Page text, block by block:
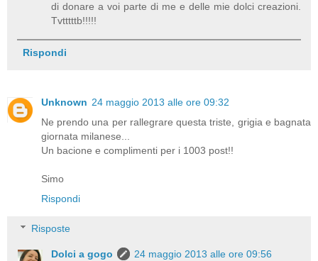
di donare a voi parte di me e delle mie dolci creazioni.
Tvtttttb!!!!!
Rispondi
Unknown 24 maggio 2013 alle ore 09:32
Ne prendo una per rallegrare questa triste, grigia e bagnata
giornata milanese...
Un bacione e complimenti per i 1003 post!!
Simo
Rispondi
Risposte
Dolci a gogo
24 maggio 2013 alle ore 09:56